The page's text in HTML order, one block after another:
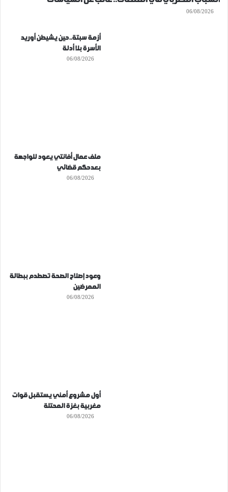
06/08/2026
أزمة سبتة..حين يشيطن أوريد
الأسرة بلا أدلة
06/08/2026
ملف عمال أفانتي يعود للواجهة
بعدحكم قضائي
06/08/2026
وعود إصلاح الصحة تصطدم ببطالة
الممرضين
06/08/2026
أول مشروع أمني يستقبل قوات
مغربية بغزة المحتلة
06/08/2026